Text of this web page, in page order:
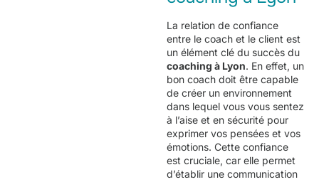
La relation de confiance
entre le coach et le client est
un élément clé du succès du
coaching à Lyon. En effet, un
bon coach doit être capable
de créer un environnement
dans lequel vous vous sentez
à l’aise et en sécurité pour
exprimer vos pensées et vos
émotions. Cette confiance
est cruciale, car elle permet
d’établir une communication